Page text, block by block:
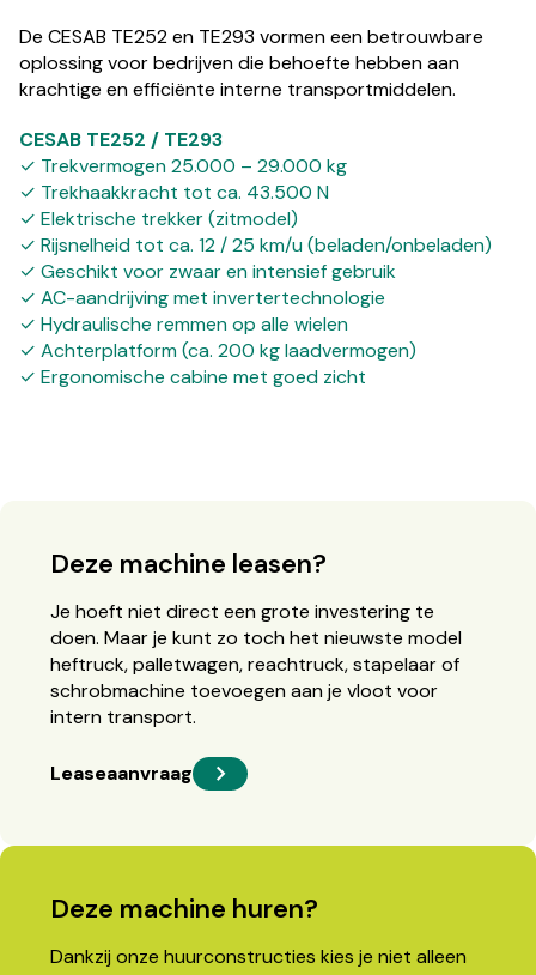
De CESAB TE252 en TE293 vormen een betrouwbare
oplossing voor bedrijven die behoefte hebben aan
krachtige en efficiënte interne transportmiddelen.
CESAB TE252 / TE293
✓ Trekvermogen 25.000 – 29.000 kg
✓ Trekhaakkracht tot ca. 43.500 N
✓ Elektrische trekker (zitmodel)
✓ Rijsnelheid tot ca. 12 / 25 km/u (beladen/onbeladen)
✓ Geschikt voor zwaar en intensief gebruik
✓ AC-aandrijving met invertertechnologie
✓ Hydraulische remmen op alle wielen
✓ Achterplatform (ca. 200 kg laadvermogen)
✓ Ergonomische cabine met goed zicht
Deze machine leasen?
Je hoeft niet direct een grote investering te
doen. Maar je kunt zo toch het nieuwste model
heftruck, palletwagen, reachtruck, stapelaar of
schrobmachine toevoegen aan je vloot voor
intern transport.
Leaseaanvraag
Deze machine huren?
Dankzij onze huurconstructies kies je niet alleen